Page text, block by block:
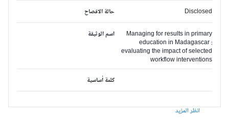
حالة الافصاح Disclosed
اسم الوثيقة
Managing for results in primary
education in Madagascar :
evaluating the impact of selected
workflow interventions
كلمة أساسية
انظر المزيد